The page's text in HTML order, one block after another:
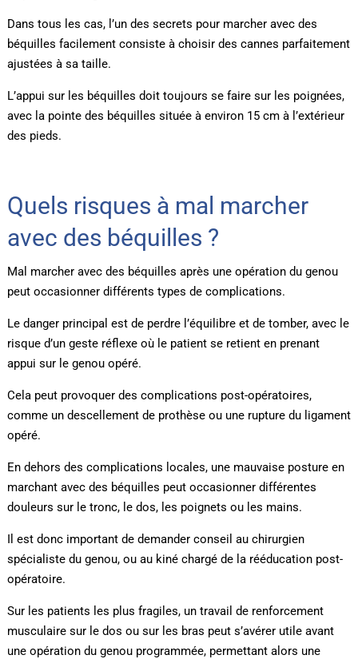
Dans tous les cas, l’un des secrets pour marcher avec des
béquilles facilement consiste à choisir des cannes parfaitement
ajustées à sa taille.
L’appui sur les béquilles doit toujours se faire sur les poignées,
avec la pointe des béquilles située à environ 15 cm à l’extérieur
des pieds.
Quels risques à mal marcher
avec des béquilles ?
Mal marcher avec des béquilles après une opération du genou
peut occasionner différents types de complications.
Le danger principal est de perdre l’équilibre et de tomber, avec le
risque d’un geste réflexe où le patient se retient en prenant
appui sur le genou opéré.
Cela peut provoquer des complications post-opératoires,
comme un descellement de prothèse ou une rupture du ligament
opéré.
En dehors des complications locales, une mauvaise posture en
marchant avec des béquilles peut occasionner différentes
douleurs sur le tronc, le dos, les poignets ou les mains.
Il est donc important de demander conseil au chirurgien
spécialiste du genou, ou au kiné chargé de la rééducation post-
opératoire.
Sur les patients les plus fragiles, un travail de renforcement
musculaire sur le dos ou sur les bras peut s’avérer utile avant
une opération du genou programmée, permettant alors une